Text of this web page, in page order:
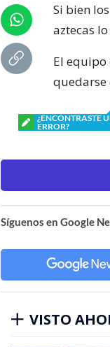
Si bien
aztecas
El equipo
quedarse
¿ENCONTRASTE
ERROR?
Síguenos en Google
VISTO